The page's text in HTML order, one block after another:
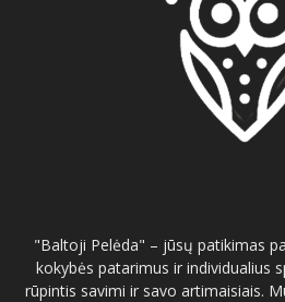
"Baltoji Pelėda" – jūsų patikimas
kokybės patarimus ir individualius
rūpintis savimi ir savo artimaisiais.